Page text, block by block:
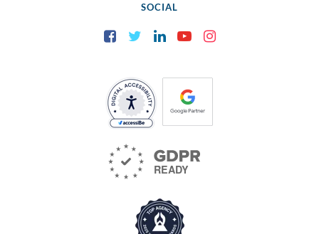
SOCIAL
FacebookTwitter LinkedInYouTube